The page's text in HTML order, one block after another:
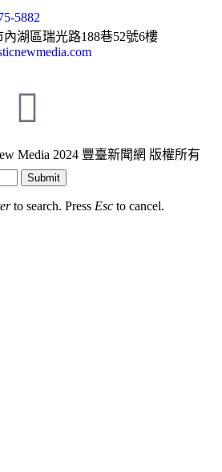
5882
湖區瑞光路188巷52號6樓
Media 2024 豐臺新聞網 版權所有
Submit
to search. Press Esc to cancel.